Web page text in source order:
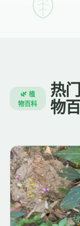
🌿 植
物百科
热
物